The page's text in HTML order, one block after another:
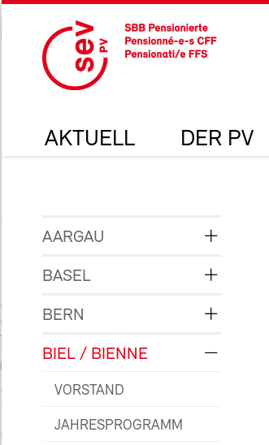
AKTUELL DER PV
AARGAU
BASEL
BERN
BIEL / BIENNE
VORSTAND
JAHRESPROGRAMM